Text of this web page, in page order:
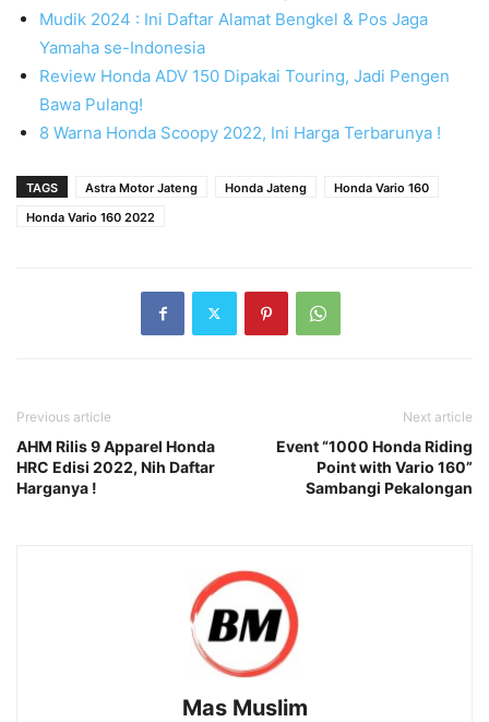
Mudik 2024 : Ini Daftar Alamat Bengkel & Pos Jaga
Yamaha se-Indonesia
Review Honda ADV 150 Dipakai Touring, Jadi Pengen
Bawa Pulang!
8 Warna Honda Scoopy 2022, Ini Harga Terbarunya !
TAGS Astra Motor Jateng Honda Jateng
Honda Vario 160
Honda Vario 160 2022
Previous article
AHM Rilis 9 Apparel Honda
HRC Edisi 2022, Nih Daftar
Harganya !
Next article
Event “1000 Honda Riding
Point with Vario 160”
Sambangi Pekalongan
Mas Muslim